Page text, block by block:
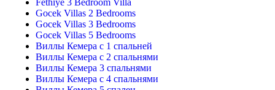
Fethiye 3 Bedroom Villa
Gocek Villas 2 Bedrooms
Gocek Villas 3 Bedrooms
Gocek Villas 5 Bedrooms
Виллы Кемера с 1 спальней
Виллы Кемера с 2 спальнями
Виллы Кемера 3 спальнями
Виллы Кемера с 4 спальнями